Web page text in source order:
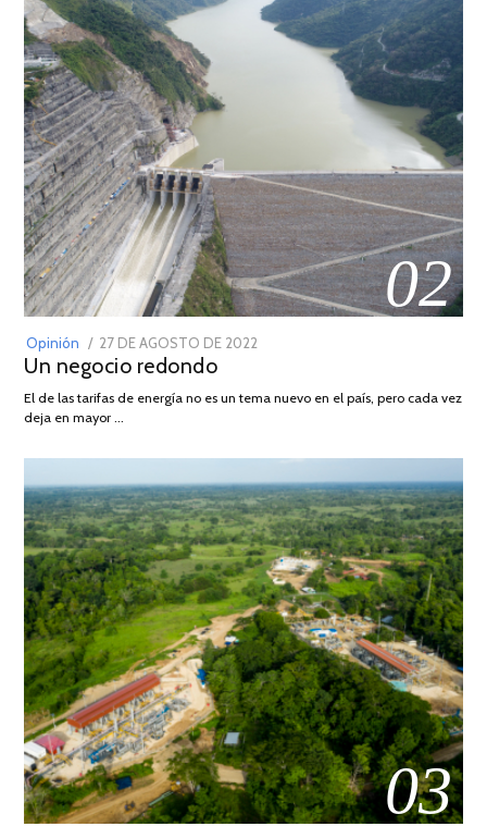
02
Opinión
POSTED
ON
27 DE AGOSTO DE 2022
DE
Un negocio redondo
El de las tarifas de energía no es un tema nuevo en el país, pero cada vez
deja en mayor …
03